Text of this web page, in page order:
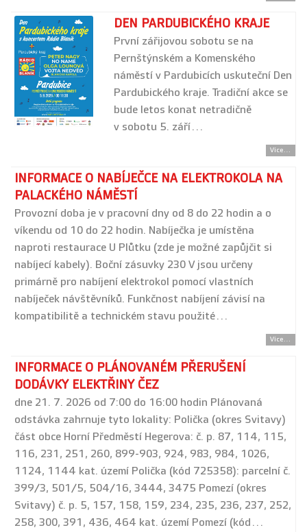
DEN PARDUBICKÉHO KRAJE
První zářijovou sobotu se na
Pernštýnském a Komenského
náměstí v Pardubicích uskuteční Den
Pardubického kraje. Tradiční akce se
bude letos konat netradičně
v sobotu 5. září…
Více...
INFORMACE O NABÍJEČCE NA ELEKTROKOLA NA
PALACKÉHO NÁMĚSTÍ
Provozní doba je v pracovní dny od 8 do 22 hodin a o
víkendu od 10 do 22 hodin. Nabíječka je umístěna
naproti restaurace U Plůtku (zde je možné zapůjčit si
nabíjecí kabely). Boční zásuvky 230 V jsou určeny
primárně pro nabíjení elektrokol pomocí vlastních
nabíječek návštěvníků. Funkčnost nabíjení závisí na
kompatibilitě a technickém stavu použité…
Více...
INFORMACE O PLÁNOVANÉM PŘERUŠENÍ
DODÁVKY ELEKTŘINY ČEZ
dne 21. 7. 2026 od 7:00 do 16:00 hodin Plánovaná
odstávka zahrnuje tyto lokality: Polička (okres Svitavy)
část obce Horní Předměstí Hegerova: č. p. 87, 114, 115,
116, 231, 251, 260, 899-903, 924, 983, 984, 1026,
1124, 1144 kat. území Polička (kód 725358): parcelní č.
399/3, 501/5, 504/16, 3444, 3475 Pomezí (okres
Svitavy) č. p. 5, 157, 158, 159, 234, 235, 236, 237, 252,
258, 300, 391, 436, 464 kat. území Pomezí (kód…